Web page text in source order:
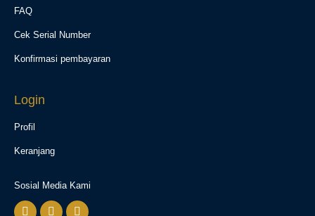
FAQ
Cek Serial Number
Konfirmasi pembayaran
Login
Profil
Keranjang
Sosial Media Kami